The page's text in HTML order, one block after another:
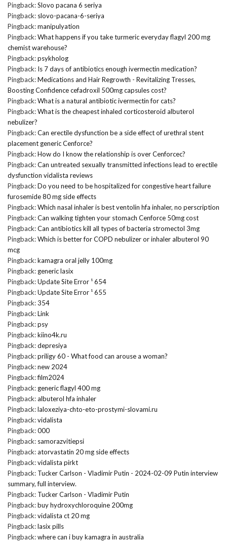
Pingback:Slovo pacana 6 seriya
Pingback: slovo-pacana-6-seriya
Pingback:manipulyation
Pingback:What happens if you take turmeric everyday flagyl 200 mg
chemist warehouse?
Pingback:psykholog
Pingback: Is 7 days of antibiotics enough ivermectin medication?
Pingback:Medications and Hair Regrowth - Revitalizing Tresses,
Boosting Confidence cefadroxil 500mg capsules cost?
Pingback:What is a natural antibiotic ivermectin for cats?
Pingback:What is the cheapest inhaled corticosteroid albuterol
nebulizer?
Pingback:Can erectile dysfunction be a side effect of urethral stent
placement generic Cenforce?
Pingback:How do I know the relationship is over Cenforcec?
Pingback:Can untreated sexually transmitted infections lead to erectile
dysfunction vidalista reviews
Pingback:Do you need to be hospitalized for congestive heart failure
furosemide 80 mg side effects
Pingback:Which nasal inhaler is best ventolin hfa inhaler, no perscription
Pingback:Can walking tighten your stomach Cenforce 50mg cost
Pingback:Can antibiotics kill all types of bacteria stromectol 3mg
Pingback:Which is better for COPD nebulizer or inhaler albuterol 90
mcg
Pingback:kamagra oral jelly 100mg
Pingback: generic lasix
Pingback:Update Site Error ¹ 654
Pingback:Update Site Error ¹ 655
Pingback:354
Pingback:Link
Pingback:psy
Pingback:kiino4k.ru
Pingback:depresiya
Pingback:priligy 60 - What food can arouse a woman?
Pingback:new 2024
Pingback:film2024
Pingback: generic flagyl 400 mg
Pingback:albuterol hfa inhaler
Pingback:laloxeziya-chto-eto-prostymi-slovami.ru
Pingback:vidalista
Pingback:000
Pingback: samorazvitiepsi
Pingback:atorvastatin 20 mg side effects
Pingback:vidalista pirkt
Pingback: Tucker Carlson - Vladimir Putin - 2024-02-09 Putin interview
summary, full interview.
Pingback: Tucker Carlson - Vladimir Putin
Pingback:buy hydroxychloroquine 200mg
Pingback:vidalista ct 20 mg
Pingback:lasix pills
Pingback:where can i buy kamagra in australia